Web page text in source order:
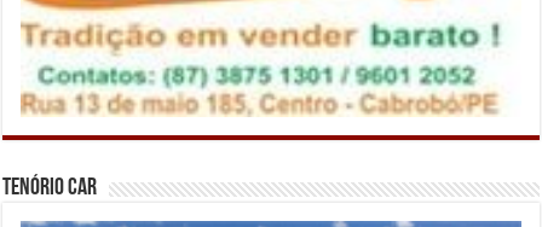
Tenório Car